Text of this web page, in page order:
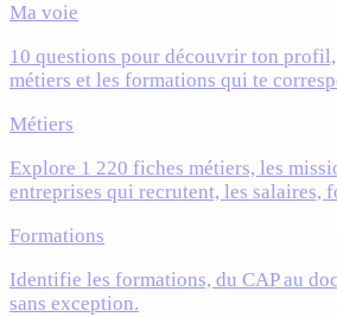
Ma voie
10 questions pour découvrir ton
métiers et les formations qui te
Métiers
Explore 1 220 fiches métiers, les
entreprises qui recrutent, les salaires,
Formations
Identifie les formations, du CAP au
sans exception.